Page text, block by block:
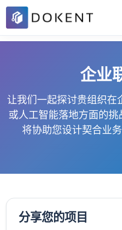
企业
让我们一起探讨贵组织在
或人工智能落地方面的
将协助您设计契合业
分享您的项目